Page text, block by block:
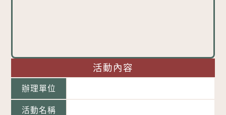
活動內容
辦理單位
活動名稱